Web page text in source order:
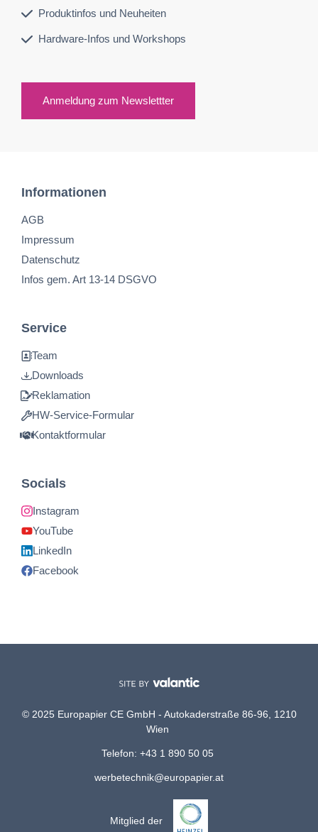
Produktinfos und Neuheiten
Hardware-Infos und Workshops
Anmeldung zum Newslettter
Informationen
AGB
Impressum
Datenschutz
Infos gem. Art 13-14 DSGVO
Service
Team
Downloads
Reklamation
HW-Service-Formular
Kontaktformular
Socials
Instagram
YouTube
LinkedIn
Facebook
© 2025 Europapier CE GmbH - Autokaderstraße 86-96, 1210
Wien
Telefon: +43 1 890 50 05
werbetechnik@europapier.at
Mitglied der